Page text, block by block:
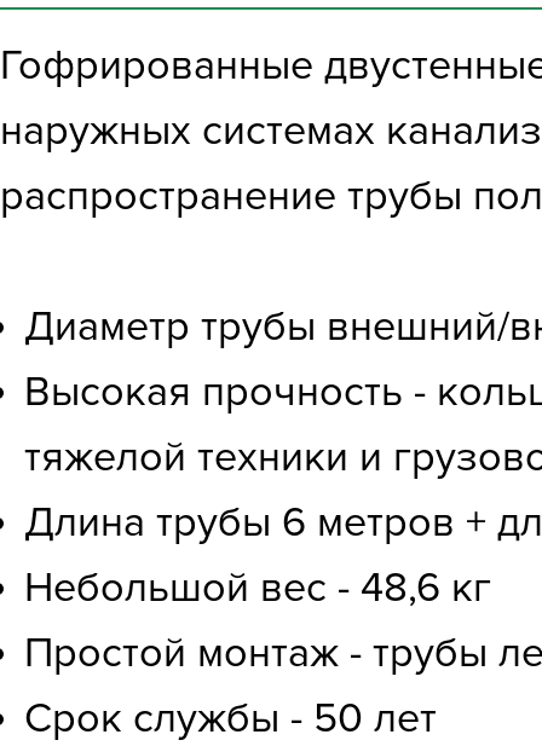
Гофрированные
наружных системах
распространение трубы
Диаметр трубы внешний/
Высокая прочность -
тяжелой техники и
Длина трубы 6 метров +
Небольшой вес - 48,6 кг
Простой монтаж - трубы
Срок службы - 50 лет